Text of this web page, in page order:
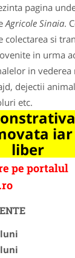
pagina
Agricole Sinaia.
colectarea si
in urma
in vederea
dejectii
etc.
liber
pe portalul